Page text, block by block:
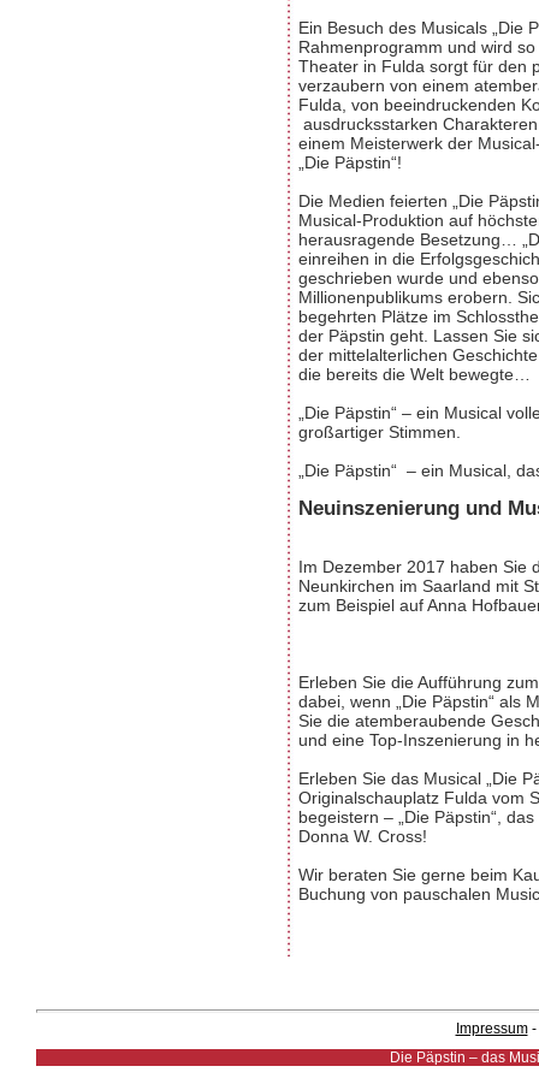
Ein Besuch des Musicals „Die
Rahmenprogramm und wird
Theater in Fulda sorgt für den
verzaubern von einem
Fulda, von beeindruckenden
ausdrucksstarken
einem Meisterwerk der
„Die Päpstin“!
Die Medien feierten „Die
Musical-Produktion auf
herausragende Besetzung…
einreihen in die
geschrieben wurde und
Millionenpublikums erobern.
begehrten Plätze im
der Päpstin geht. Lassen Sie
der mittelalterlichen
die bereits die Welt bewegte…
„Die Päpstin“ – ein Musical
großartiger Stimmen.
„Die Päpstin“ – ein Musical,
Neuinszenierung und
Im Dezember 2017 haben Sie
Neunkirchen im Saarland mit
zum Beispiel auf Anna
Erleben Sie die Aufführung
dabei, wenn „Die Päpstin“ als
Sie die atemberaubende
und eine Top-Inszenierung in
Erleben Sie das Musical „Die
Originalschauplatz Fulda vom
begeistern – „Die Päpstin“,
Donna W. Cross!
Wir beraten Sie gerne beim
Buchung von pauschalen
Impressum-
Die Päpstin – das